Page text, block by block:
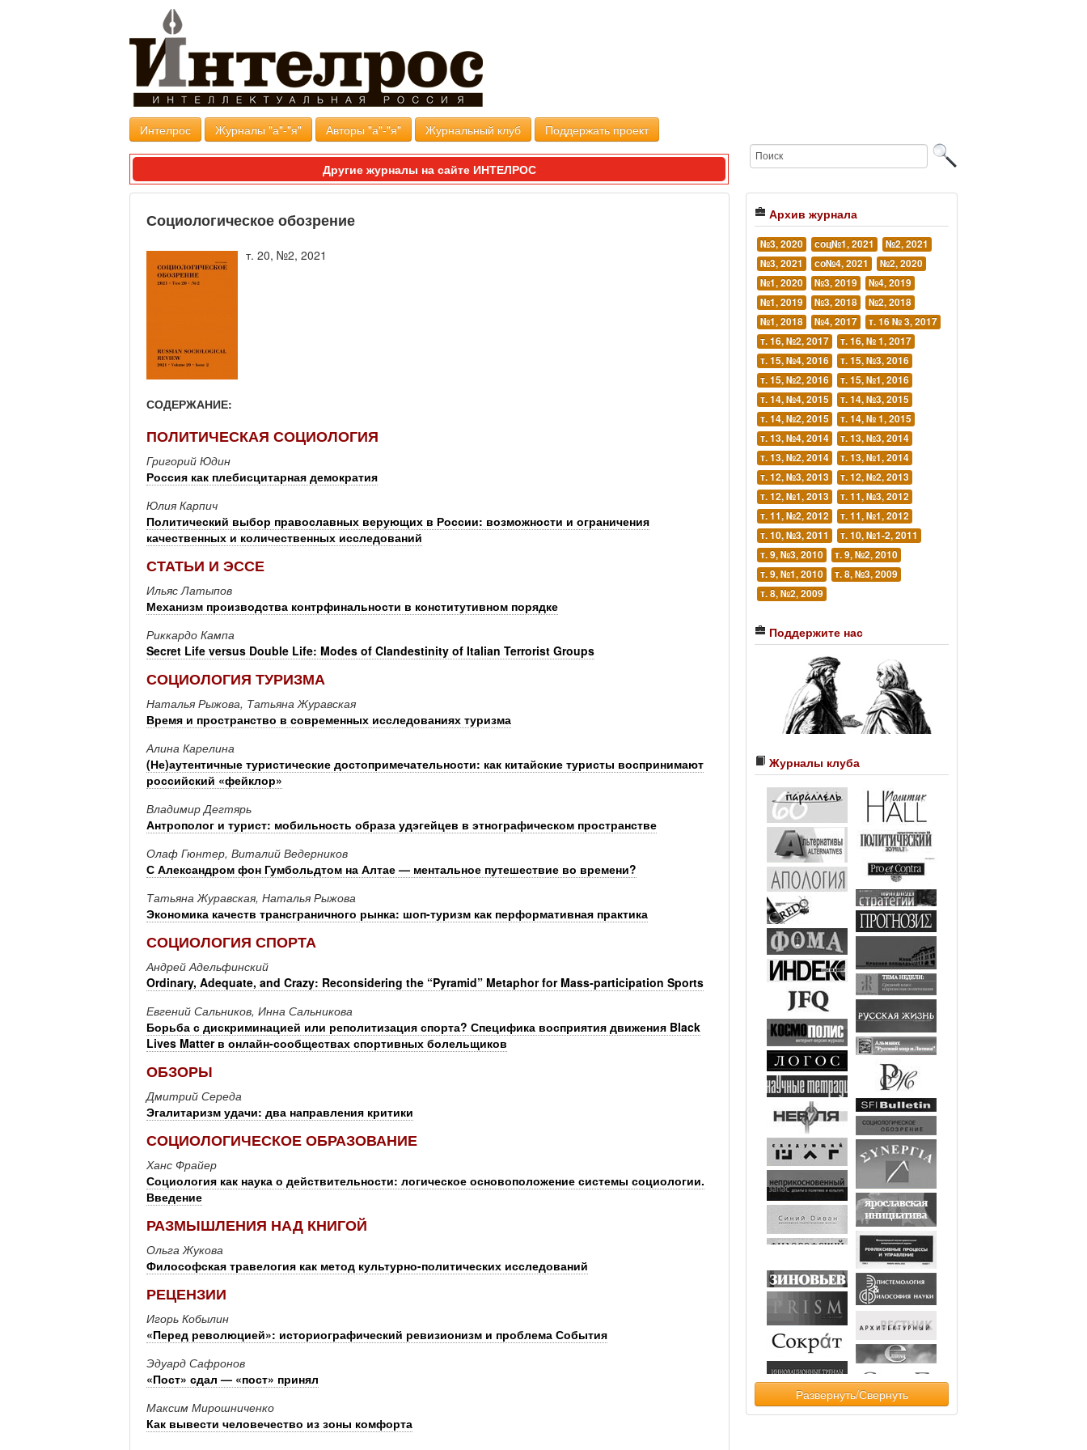
Интелрос Журналы "а"-"я" Авторы "а"-"я" Журнальный клуб Поддержать проект
Другие журналы на сайте ИНТЕЛРОС
Социологическое обозрение
т. 20, №2, 2021
СОДЕРЖАНИЕ:
ПОЛИТИЧЕСКАЯ СОЦИОЛОГИЯ
Григорий Юдин
Россия как плебисцитарная демократия
Юлия Карпич
Политический выбор православных верующих в России: возможности и ограничения
качественных и количественных исследований
СТАТЬИ И ЭССЕ
Ильяс Латыпов
Механизм производства контрфинальности в конститутивном порядке
Риккардо Кампа
Secret Life versus Double Life: Modes of Clandestinity of Italian Terrorist Groups
СОЦИОЛОГИЯ ТУРИЗМА
Наталья Рыжова, Татьяна Журавская
Время и пространство в современных исследованиях туризма
Алина Карелина
(Не)аутентичные туристические достопримечательности: как китайские туристы воспринимают
российский «фейклор»
Владимир Дегтярь
Антрополог и турист: мобильность образа удэгейцев в этнографическом пространстве
Олаф Гюнтер, Виталий Ведерников
С Александром фон Гумбольдтом на Алтае — ментальное путешествие во времени?
Татьяна Журавская, Наталья Рыжова
Экономика качеств трансграничного рынка: шоп-туризм как перформативная практика
СОЦИОЛОГИЯ СПОРТА
Андрей Адельфинский
Ordinary, Adequate, and Crazy: Reconsidering the “Pyramid” Metaphor for Mass-participation Sports
Евгений Сальников, Инна Сальникова
Борьба с дискриминацией или реполитизация спорта? Специфика восприятия движения Black
Lives Matter в онлайн-сообществах спортивных болельщиков
ОБЗОРЫ
Дмитрий Середа
Эгалитаризм удачи: два направления критики
СОЦИОЛОГИЧЕСКОЕ ОБРАЗОВАНИЕ
Ханс Фрайер
Социология как наука о действительности: логическое основоположение системы социологии.
Введение
РАЗМЫШЛЕНИЯ НАД КНИГОЙ
Ольга Жукова
Философская травелогия как метод культурно-политических исследований
РЕЦЕНЗИИ
Игорь Кобылин
«Перед революцией»: историографический ревизионизм и проблема События
Эдуард Сафронов
«Пост» сдал — «пост» принял
Максим Мирошниченко
Как вывести человечество из зоны комфорта
Архив журнала
№3, 2020 соц№1, 2021
№2, 2021
№3, 2021
со№4, 2021
№2, 2020
№1, 2020
№3, 2019
№4, 2019
№1, 2019
№3, 2018
№2, 2018
№1, 2018
№4, 2017
т. 16 № 3, 2017
т. 16, №2, 2017
т. 16, № 1, 2017
т. 15, №4, 2016
т. 15, №3, 2016
т. 15, №2, 2016
т. 15, №1, 2016
т. 14, №4, 2015
т. 14, №3, 2015
т. 14, №2, 2015
т. 14, № 1, 2015
т. 13, №4, 2014
т. 13, №3, 2014
т. 13, №2, 2014
т. 13, №1, 2014
т. 12, №3, 2013
т. 12, №2, 2013
т. 12, №1, 2013
т. 11, №3, 2012
т. 11, №2, 2012
т. 11, №1, 2012
т. 10, №3, 2011
т. 10, №1-2, 2011
т. 9, №3, 2010
т. 9, №2, 2010
т. 9, №1, 2010
т. 8, №3, 2009
т. 8, №2, 2009
Поддержите нас
Журналы клуба
Развернуть/Свернуть